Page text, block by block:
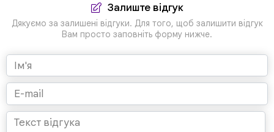
Залиште відгук
Дякуємо за залишені відгуки. Для того, щоб залишити відгук
Вам просто заповніть форму нижче.